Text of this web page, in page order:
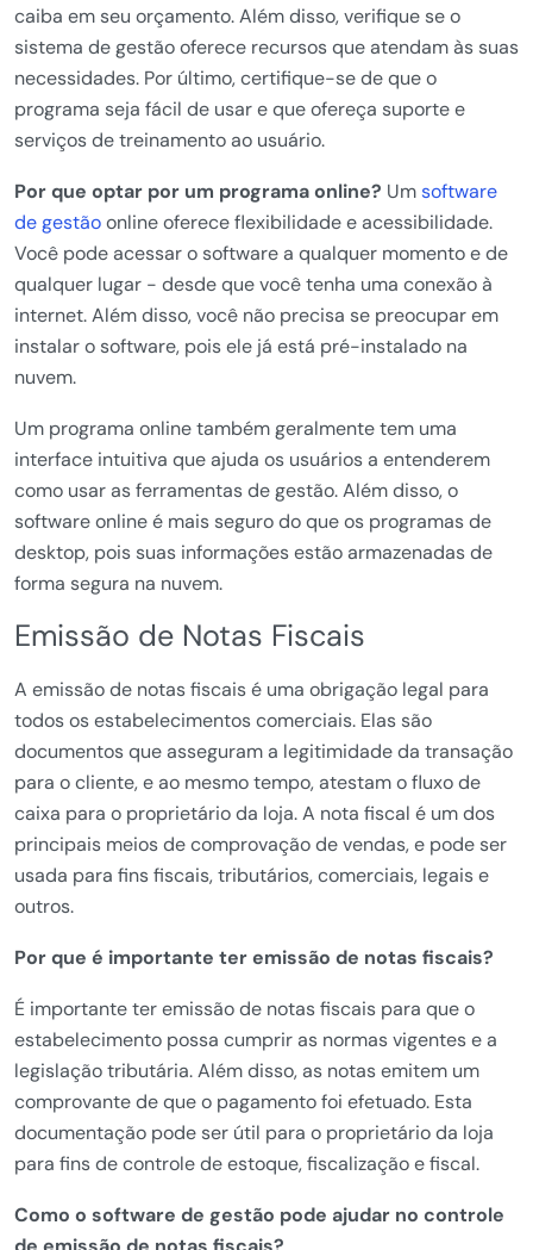
caiba em seu orçamento. Além disso, verifique se o
sistema de gestão oferece recursos que atendam às suas
necessidades. Por último, certifique-se de que o
programa seja fácil de usar e que ofereça suporte e
serviços de treinamento ao usuário.
Por que optar por um programa online? Umsoftware
de gestãoonline oferece flexibilidade e acessibilidade.
Você pode acessar o software a qualquer momento e de
qualquer lugar - desde que você tenha uma conexão à
internet. Além disso, você não precisa se preocupar em
instalar o software, pois ele já está pré-instalado na
nuvem.
Um programa online também geralmente tem uma
interface intuitiva que ajuda os usuários a entenderem
como usar as ferramentas de gestão. Além disso, o
software online é mais seguro do que os programas de
desktop, pois suas informações estão armazenadas de
forma segura na nuvem.
Emissão de Notas Fiscais
A emissão de notas fiscais é uma obrigação legal para
todos os estabelecimentos comerciais. Elas são
documentos que asseguram a legitimidade da transação
para o cliente, e ao mesmo tempo, atestam o fluxo de
caixa para o proprietário da loja. A nota fiscal é um dos
principais meios de comprovação de vendas, e pode ser
usada para fins fiscais, tributários, comerciais, legais e
outros.
Por que é importante ter emissão de notas fiscais?
É importante ter emissão de notas fiscais para que o
estabelecimento possa cumprir as normas vigentes e a
legislação tributária. Além disso, as notas emitem um
comprovante de que o pagamento foi efetuado. Esta
documentação pode ser útil para o proprietário da loja
para fins de controle de estoque, fiscalização e fiscal.
Como o software de gestão pode ajudar no controle